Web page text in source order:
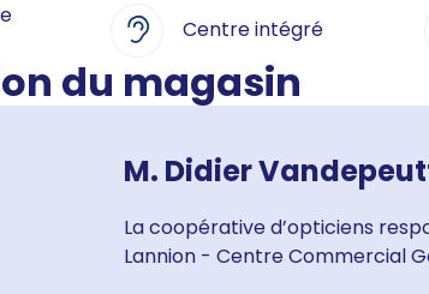
Centre intégré
du magasin
M. Didier
La coopérative d’opticiens
Lannion - Centre Commercial